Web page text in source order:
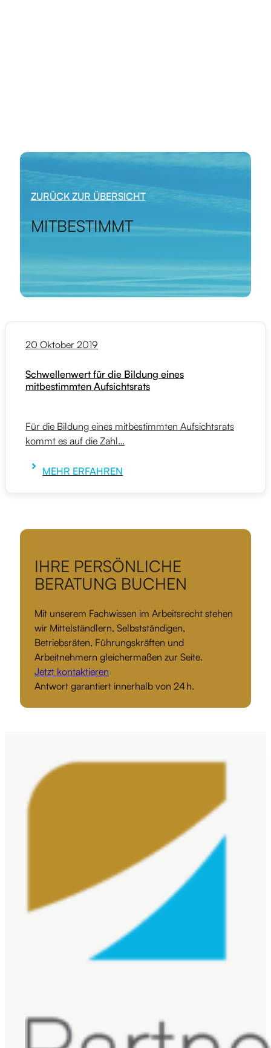
ZURÜCK ZUR ÜBERSICHT
MITBESTIMMT
20 Oktober 2019
Schwellenwert für die Bildung eines
mitbestimmten Aufsichtsrats
Für die Bildung eines mitbestimmten Aufsichtsrats
kommt es auf die Zahl…
MEHR ERFAHREN
IHRE PERSÖNLICHE
BERATUNG BUCHEN
Mit unserem Fachwissen im Arbeitsrecht stehen
wir Mittelständlern, Selbstständigen,
Betriebsräten, Führungskräften und
Arbeitnehmern gleichermaßen zur Seite.
Jetzt kontaktieren
Antwort garantiert innerhalb von 24 h.